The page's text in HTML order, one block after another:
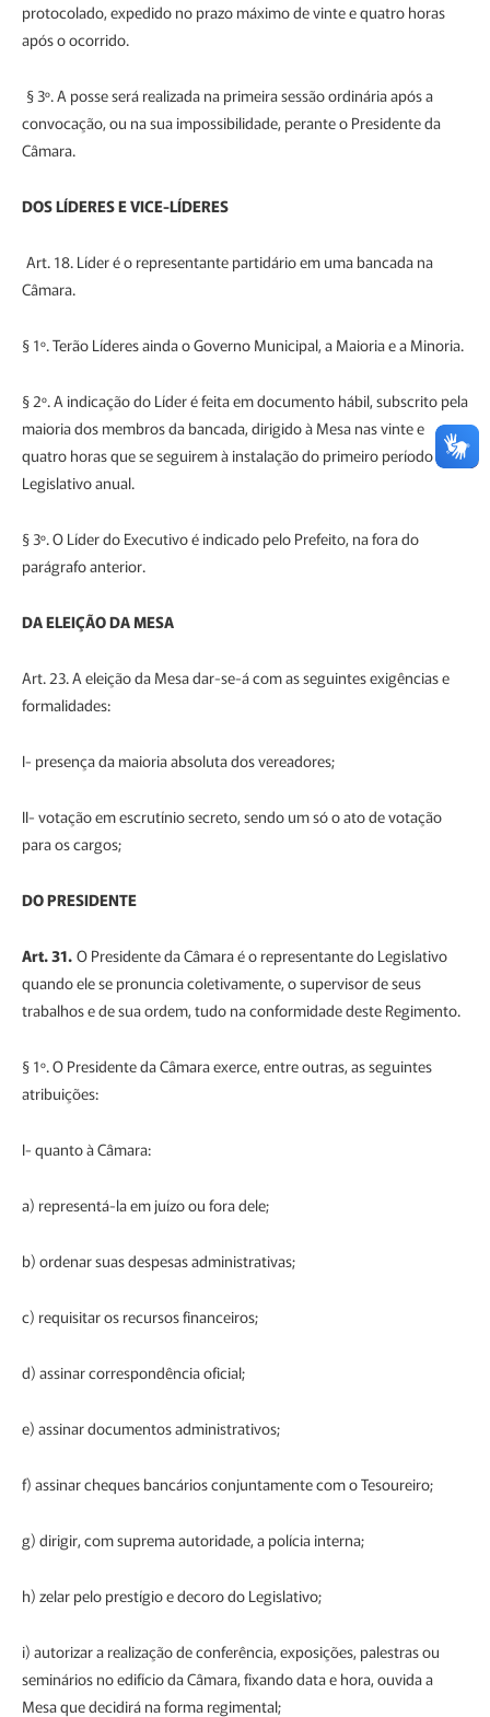
protocolado, expedido no prazo máximo de vinte e quatro horas
após o ocorrido.
§ 3º. A posse será realizada na primeira sessão ordinária após a
convocação, ou na sua impossibilidade, perante o Presidente da
Câmara.
DOS LÍDERES E VICE-LÍDERES
Art. 18. Líder é o representante partidário em uma bancada na
Câmara.
§ 1º. Terão Líderes ainda o Governo Municipal, a Maioria e a Minoria.
§ 2º. A indicação do Líder é feita em documento hábil, subscrito pela
maioria dos membros da bancada, dirigido à Mesa nas vinte e
quatro horas que se seguirem à instalação do primeiro período
Legislativo anual.
§ 3º. O Líder do Executivo é indicado pelo Prefeito, na fora do
parágrafo anterior.
DA ELEIÇÃO DA MESA
Art. 23. A eleição da Mesa dar-se-á com as seguintes exigências e
formalidades:
I- presença da maioria absoluta dos vereadores;
II- votação em escrutínio secreto, sendo um só o ato de votação
para os cargos;
DO PRESIDENTE
Art. 31. O Presidente da Câmara é o representante do Legislativo
quando ele se pronuncia coletivamente, o supervisor de seus
trabalhos e de sua ordem, tudo na conformidade deste Regimento.
§ 1º. O Presidente da Câmara exerce, entre outras, as seguintes
atribuições:
I- quanto à Câmara:
a) representá-la em juízo ou fora dele;
b) ordenar suas despesas administrativas;
c) requisitar os recursos financeiros;
d) assinar correspondência oficial;
e) assinar documentos administrativos;
f) assinar cheques bancários conjuntamente com o Tesoureiro;
g) dirigir, com suprema autoridade, a polícia interna;
h) zelar pelo prestígio e decoro do Legislativo;
i) autorizar a realização de conferência, exposições, palestras ou
seminários no edifício da Câmara, fixando data e hora, ouvida a
Mesa que decidirá na forma regimental;